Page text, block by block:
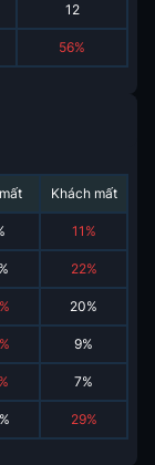
12
56%
Khách mất
11 %
% 22%
% 20%
% 9%
% 7%
% 29%